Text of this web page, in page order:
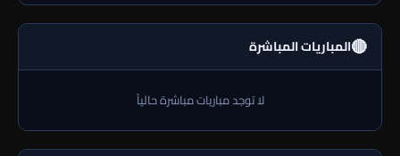
🔴المباريات المباشرة
لا توجد مباريات مباشرة حالياً